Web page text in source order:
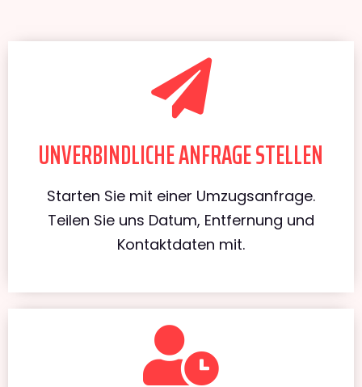
UNVERBINDLICHE ANFRAGE STELLEN
Starten Sie mit einer Umzugsanfrage.
Teilen Sie uns Datum, Entfernung und
Kontaktdaten mit.